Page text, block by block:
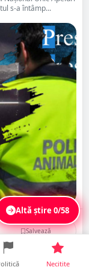
s-a întâmp...
Salvează
Altă știre0/58
Necitite